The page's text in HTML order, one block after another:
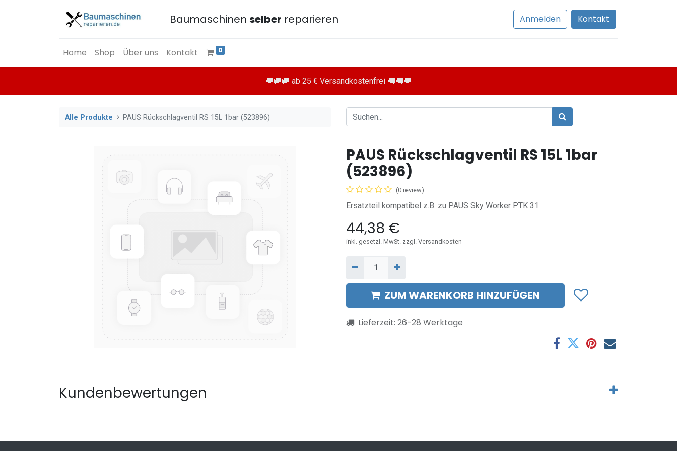
Baumaschinen selber reparieren Anmelden Kontakt
Home Shop Über uns Kontakt 0
🚚🚚🚚 ab 25 € Versandkostenfrei 🚚🚚🚚
Alle Produkte PAUS Rückschlagventil RS 15L 1bar (523896)
PAUS Rückschlagventil RS 15L 1bar
(523896)
(0 review)
Ersatzteil kompatibel z.B. zu PAUS Sky Worker PTK 31
44,38 €
inkl. gesetzl. MwSt. zzgl. Versandkosten
ZUM WARENKORB HINZUFÜGEN
Lieferzeit: 26-28 Werktage
Kundenbewertungen